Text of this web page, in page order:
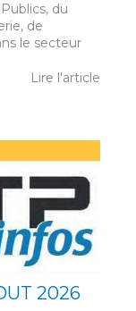
du
de
le secteur
Lire l'article
2026